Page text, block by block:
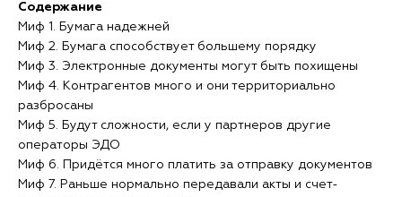
Содержание
Миф 1. Бумага надежней
Миф 2. Бумага способствует большему порядку
Миф 3. Электронные документы могут быть похищены
Миф 4. Контрагентов много и они территориально
разбросаны
Миф 5. Будут сложности, если у партнеров другие
операторы ЭДО
Миф 6. Придётся много платить за отправку документов
Миф 7. Раньше нормально передавали акты и счет-